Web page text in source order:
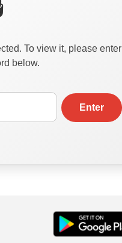
To view it, please enter
below.